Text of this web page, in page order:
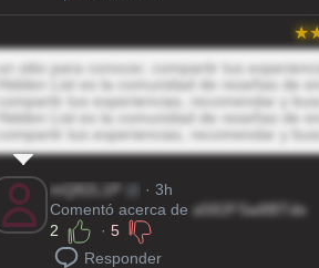
un sitio para conocer, compartir tus
Hidden List es la comunidad de reseñas de
compartir tus experiencias, recomendar y
Hidden List es la comunidad de reseñas de
compartir tus experiencias, recomendar y
mQ82L1P
· 3h
Comentó acerca de a582FSai8BTde
2
· 5
Responder